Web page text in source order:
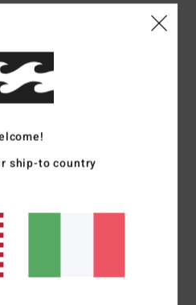
convertibili
sottile sulla schiena
ship-to country